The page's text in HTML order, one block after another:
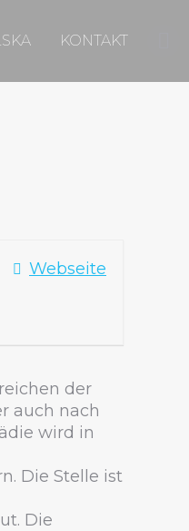
KONTAKT
Webseite
der
auch nach
wird in
Die Stelle ist
Die